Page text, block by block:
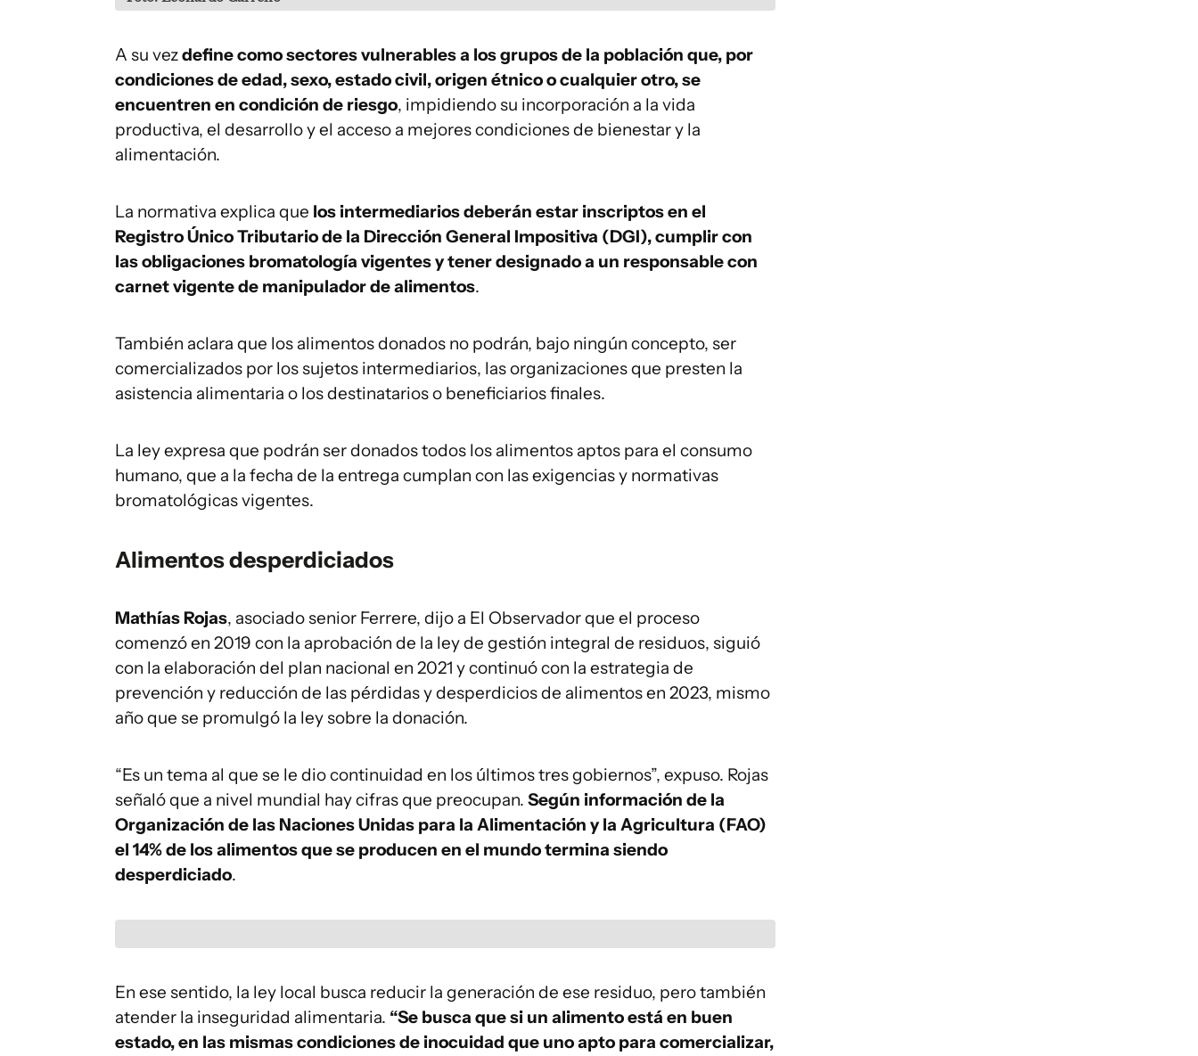
A su vezdefine como sectores vulnerables a los grupos de la población que, por
condiciones de edad, sexo, estado civil, origen étnico o cualquier otro, se
encuentren en condición de riesgo, impidiendo su incorporación a la vida
productiva, el desarrollo y el acceso a mejores condiciones de bienestar y la
alimentación.
La normativa explica que los intermediarios deberán estar inscriptos en el
Registro Único Tributario de la Dirección General Impositiva (DGI), cumplir con
las obligaciones bromatología vigentes y tener designado a un responsable con
carnet vigente de manipulador de alimentos.
También aclara que los alimentos donados no podrán, bajo ningún concepto, ser
comercializados por los sujetos intermediarios, las organizaciones que presten la
asistencia alimentaria o los destinatarios o beneficiarios finales.
La ley expresa que podrán ser donados todos los alimentos aptos para el consumo
humano, que a la fecha de la entrega cumplan con las exigencias y normativas
bromatológicas vigentes.
Alimentos desperdiciados
Mathías Rojas, asociado senior Ferrere, dijo a El Observador que el proceso
comenzó en 2019 con la aprobación de la ley de gestión integral de residuos, siguió
con la elaboración del plan nacional en 2021 y continuó con la estrategia de
prevención y reducción de las pérdidas y desperdicios de alimentos en 2023, mismo
año que se promulgó la ley sobre la donación.
“Es un tema al que se le dio continuidad en los últimos tres gobiernos”, expuso. Rojas
señaló que a nivel mundial hay cifras que preocupan. Según información de la
Organización de las Naciones Unidas para la Alimentación y la Agricultura (FAO)
el 14% de los alimentos que se producen en el mundo termina siendo
desperdiciado.
En ese sentido, la ley local busca reducir la generación de ese residuo, pero también
atender la inseguridad alimentaria. “Se busca que si un alimento está en buen
estado, en las mismas condiciones de inocuidad que uno apto para comercializar,